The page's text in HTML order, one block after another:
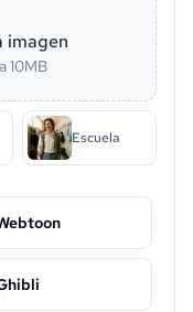
imagen
10MB
Escuela